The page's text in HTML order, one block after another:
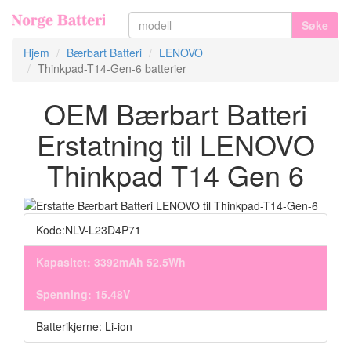
Søke
Hjem
Bærbart Batteri
LENOVO
Thinkpad-T14-Gen-6 batterier
OEM Bærbart Batteri
Erstatning til LENOVO
Thinkpad T14 Gen 6
Kode:NLV-L23D4P71
Kapasitet: 3392mAh 52.5Wh
Spenning: 15.48V
Batterikjerne: Li-ion